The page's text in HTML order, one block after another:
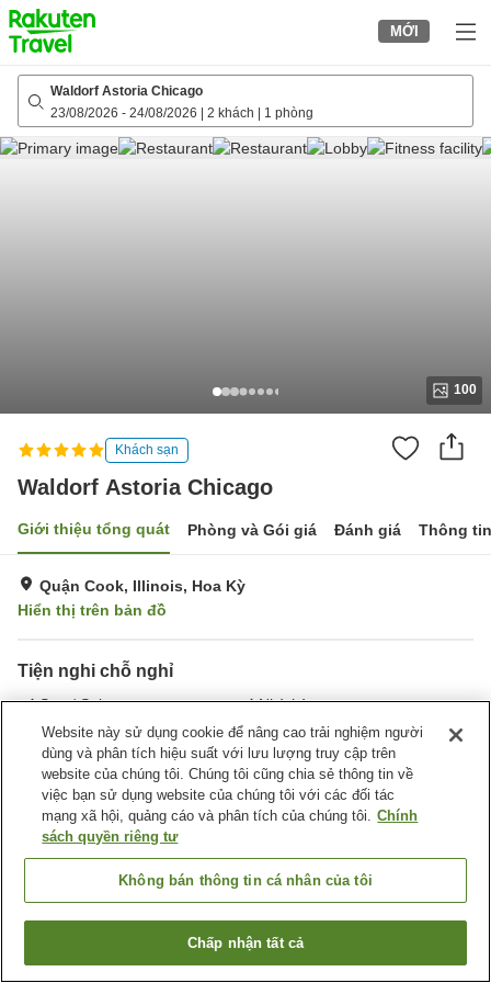
to
top
page
MỚI
Waldorf Astoria Chicago
23/08/2026 - 24/08/2026 2 khách 1 phòng
100
Khách sạn
Waldorf Astoria Chicago
Giới thiệu tổng quát Phòng và Gói giá Đánh giá Thông
Quận Cook, Illinois, Hoa Kỳ
Hiển thị trên bản đồ
Tiện nghi chỗ nghỉ
Spa / Salon
Nhà hàng
Bar
Nhà thi đấu
Trang chủ Hoa Kỳ Illinois Quận Cook
Chicago
Waldorf Astoria Chicago
Tìm phòng trống
Website này sử dụng cookie để nâng cao trải nghiệm người
dùng và phân tích hiệu suất với lưu lượng truy cập trên
website của chúng tôi. Chúng tôi cũng chia sẻ thông tin về
việc bạn sử dụng website của chúng tôi với các đối tác
mạng xã hội, quảng cáo và phân tích của chúng tôi. Chính
sách quyền riêng tư
Không bán thông tin cá nhân của tôi
Chấp nhận tất cả